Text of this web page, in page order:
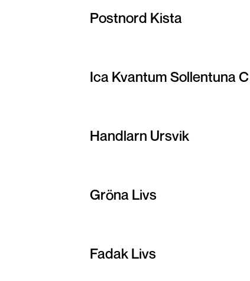
Postnord Kista
Ica Kvantum Sollentuna C
Handlarn Ursvik
Gröna Livs
Fadak Livs